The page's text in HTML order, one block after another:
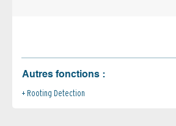
Autres fonctions :
Rooting Detection